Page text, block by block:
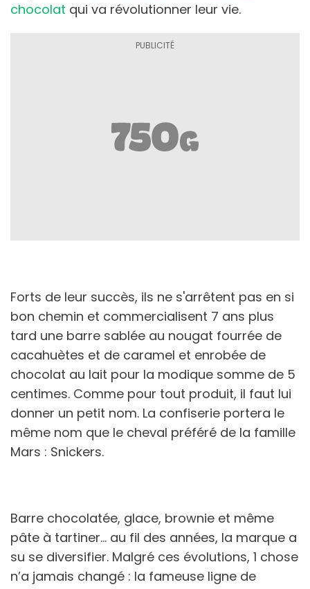
chocolat qui va révolutionner leur vie.
Forts de leur succès, ils ne s'arrêtent pas en si
bon chemin et commercialisent 7 ans plus
tard une barre sablée au nougat fourrée de
cacahuètes et de caramel et enrobée de
chocolat au lait pour la modique somme de 5
centimes. Comme pour tout produit, il faut lui
donner un petit nom. La confiserie portera le
même nom que le cheval préféré de la famille
Mars : Snickers.
Barre chocolatée, glace, brownie et même
pâte à tartiner… au fil des années, la marque a
su se diversifier. Malgré ces évolutions, 1 chose
n’a jamais changé : la fameuse ligne de